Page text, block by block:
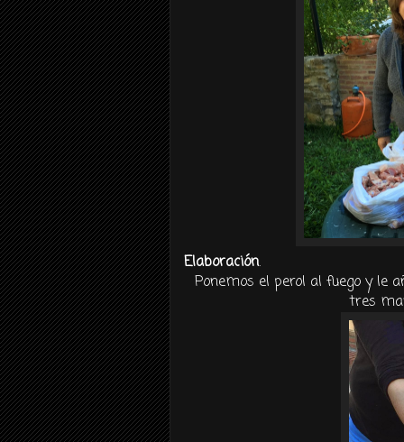
Elaboración.
Ponemos el perol al fuego y le
tres